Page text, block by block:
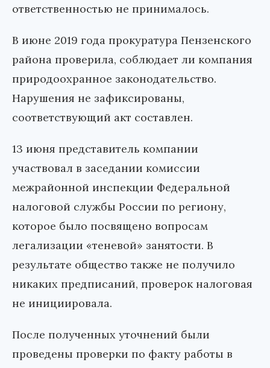
ответственностью не принималось.
В июне 2019 года прокуратура Пензенского
района проверила, соблюдает ли компания
природоохранное законодательство.
Нарушения не зафиксированы,
соответствующий акт составлен.
13 июня представитель компании
участвовал в заседании комиссии
межрайонной инспекции Федеральной
налоговой службы России по региону,
которое было посвящено вопросам
легализации «теневой» занятости. В
результате общество также не получило
никаких предписаний, проверок налоговая
не инициировала.
После полученных уточнений были
проведены проверки по факту работы в